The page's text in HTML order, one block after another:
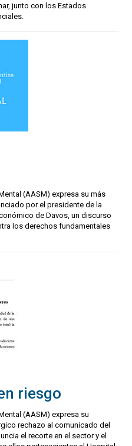
junto con los Estados
(AASM) expresa su más
por el presidente de la
de Davos, un discurso
los derechos fundamentales
riesgo
(AASM) expresa su
rechazo al comunicado del
el recorte en el sector y el